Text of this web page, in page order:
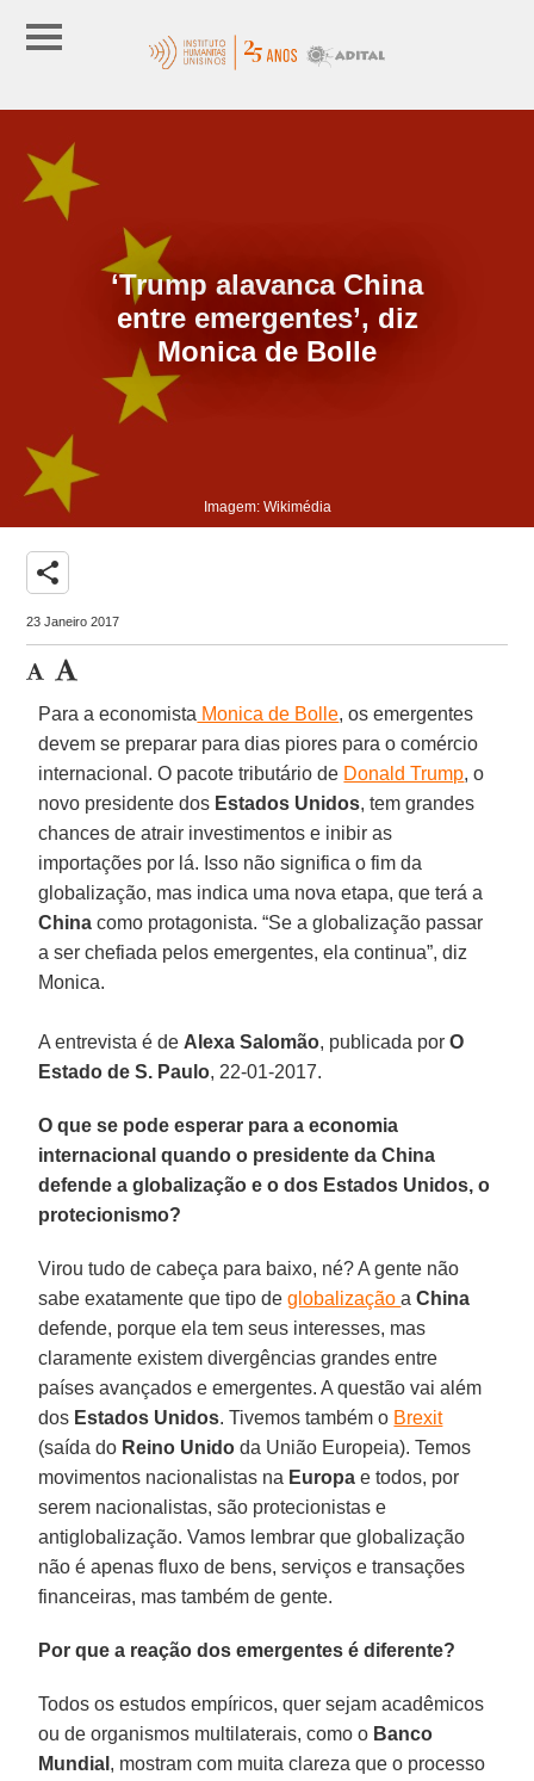
‘Trump alavanca China
entre emergentes’, diz
Monica de Bolle
Imagem: Wikimédia
share
23 Janeiro 2017
Para a economista Monica de Bolle, os emergentes
devem se preparar para dias piores para o comércio
internacional. O pacote tributário de Donald Trump, o
novo presidente dos Estados Unidos, tem grandes
chances de atrair investimentos e inibir as
importações por lá. Isso não significa o fim da
globalização, mas indica uma nova etapa, que terá a
China como protagonista. “Se a globalização passar
a ser chefiada pelos emergentes, ela continua”, diz
Monica.
A entrevista é de Alexa Salomão, publicada porO
Estado de S. Paulo, 22-01-2017.
O que se pode esperar para a economia
internacional quando o presidente da China
defende a globalização e o dos Estados Unidos, o
protecionismo?
Virou tudo de cabeça para baixo, né? A gente não
sabe exatamente que tipo deglobalizaçãoaChina
defende, porque ela tem seus interesses, mas
claramente existem divergências grandes entre
países avançados e emergentes. A questão vai além
dos Estados Unidos. Tivemos também o Brexit
(saída do Reino Unido da União Europeia). Temos
movimentos nacionalistas na Europa e todos, por
serem nacionalistas, são protecionistas e
antiglobalização. Vamos lembrar que globalização
não é apenas fluxo de bens, serviços e transações
financeiras, mas também de gente.
Por que a reação dos emergentes é diferente?
Todos os estudos empíricos, quer sejam acadêmicos
ou de organismos multilaterais, como o Banco
Mundial , mostram com muita clareza que o processo